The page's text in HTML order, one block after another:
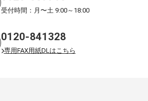
受付時間：月〜土 9:00～18:00
0120-841328
専用FAX用紙DLはこちら